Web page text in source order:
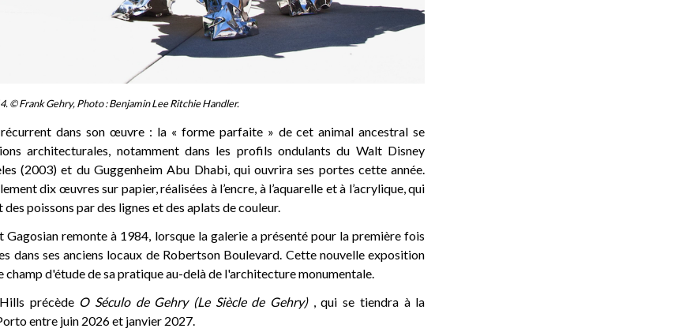
© Frank Gehry, Photo : Benjamin Lee Ritchie Handler.
dans son œuvre : la « forme parfaite » de cet animal ancestral se
architecturales, notamment dans les profils ondulants du Walt Disney
(2003) et du Guggenheim Abu Dhabi, qui ouvrira ses portes cette année.
dix œuvres sur papier, réalisées à l’encre, à l’aquarelle et à l’acrylique, qui
poissons par des lignes et des aplats de couleur.
Gagosian remonte à 1984, lorsque la galerie a présenté pour la première fois
dans ses anciens locaux de Robertson Boulevard. Cette nouvelle exposition
d'étude de sa pratique au-delà de l'architecture monumentale.
précède O Século de Gehry (Le Siècle de Gehry), qui se tiendra à la
entre juin 2026 et janvier 2027.